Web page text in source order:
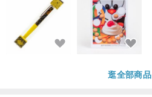
逛全部商品